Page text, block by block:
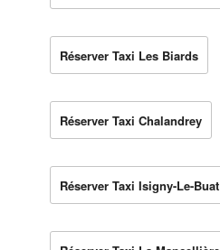
Réserver Taxi Les Biards
Réserver Taxi Chalandrey
Réserver Taxi Isigny-Le-Buat